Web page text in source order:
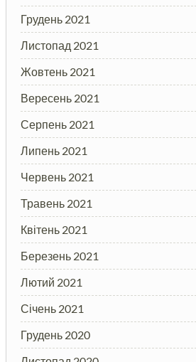
Грудень 2021
Листопад 2021
Жовтень 2021
Вересень 2021
Серпень 2021
Липень 2021
Червень 2021
Травень 2021
Квітень 2021
Березень 2021
Лютий 2021
Січень 2021
Грудень 2020